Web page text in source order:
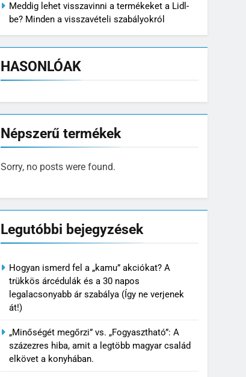
Meddig lehet visszavinni a termékeket a Lidl-
be? Minden a visszavételi szabályokról
HASONLÓAK
Népszerű termékek
Sorry, no posts were found.
Legutóbbi bejegyzések
Hogyan ismerd fel a „kamu” akciókat? A
trükkös árcédulák és a 30 napos
legalacsonyabb ár szabálya (Így ne verjenek
át!)
„Minőségét megőrzi” vs. „Fogyasztható”: A
százezres hiba, amit a legtöbb magyar család
elkövet a konyhában.